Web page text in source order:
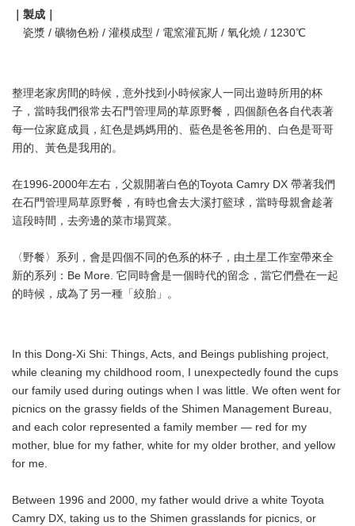
｜製成｜
瓷漿 / 礦物色粉 / 灌模成型 / 電窯灌瓦斯 / 氧化燒 / 1230℃
整理老家房間的時候，意外找到小時候家人一同出遊時所用的杯
子，當時我們很常去石門管理局的草原野餐，四個顏色各自代表著
每一位家庭成員，紅色是媽媽用的、藍色是爸爸用的、白色是哥哥
用的、黃色是我用的。
在1996-2000年左右，父親開著白色的Toyota Camry DX 帶著我們
在石門管理局草原野餐，有時也會去大溪打籃球，當時母親會趁著
這段時間，去旁邊的菜市場買菜。
〈野餐〉系列，會是四個不同的色系的杯子，由土星工作室帶來全
新的系列：Be More. 它同時會是一個時代的留念，當它們疊在一起
的時候，成為了另一種「絞胎」。
In this Dong-Xi Shi: Things, Acts, and Beings publishing project,
while cleaning my childhood room, I unexpectedly found the cups
our family used during outings when I was little. We often went for
picnics on the grassy fields of the Shimen Management Bureau,
and each color represented a family member — red for my
mother, blue for my father, white for my older brother, and yellow
for me.
Between 1996 and 2000, my father would drive a white Toyota
Camry DX, taking us to the Shimen grasslands for picnics, or